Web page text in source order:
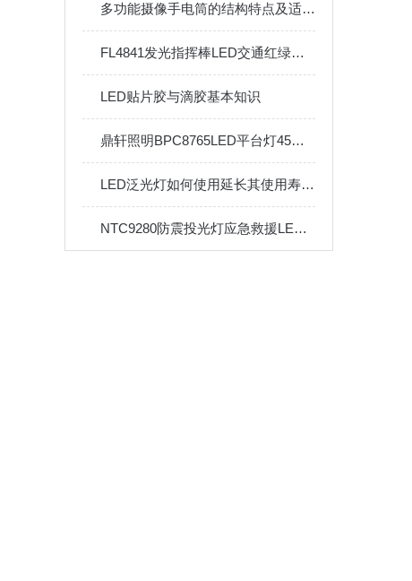
多功能摄像手电筒的结构特点及适用范围
FL4841发光指挥棒LED交通红绿信号警示灯铁路航空
LED贴片胶与滴胶基本知识
鼎轩照明BPC8765LED平台灯45W吸顶泛光灯
LED泛光灯如何使用延长其使用寿命？
NTC9280防震投光灯应急救援LED泛光灯 隧道模组大功率防汛照明灯